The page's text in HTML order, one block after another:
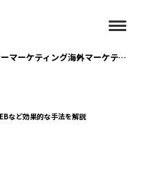
マーケティング 海外マーケティングを成功させるには？SNSやWEBなど効果的な手法を解説
など効果的な手法を解説